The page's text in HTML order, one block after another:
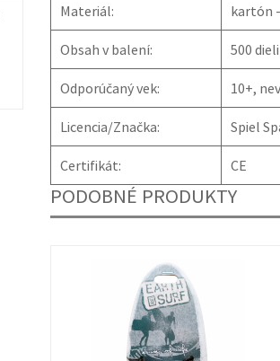
Materiál: kartón
Obsah v balení: 500
Odporúčaný vek: 10+,
Licencia/Značka: Spiel
Certifikát: CE
PODOBNÉ PRODUKTY